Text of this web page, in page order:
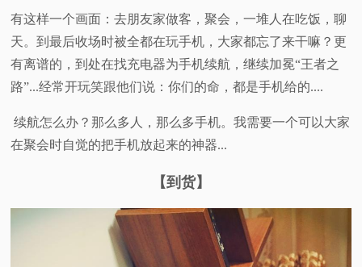
快
讯
测
有这样一个画面：去朋友家做客，聚会，一堆人在吃饭，聊
天。到最后收场时被全都在玩手机，大家都忘了来干嘛？更
有离谱的，到处在找充电器为手机续航，继续加冕“王者之
路”...经常开玩笑跟他们说：你们的命，都是手机给的....
续航怎么办？那么多人，那么多手机。我需要一个可以大家
在聚会时自觉的把手机放起来的神器...
【到货】